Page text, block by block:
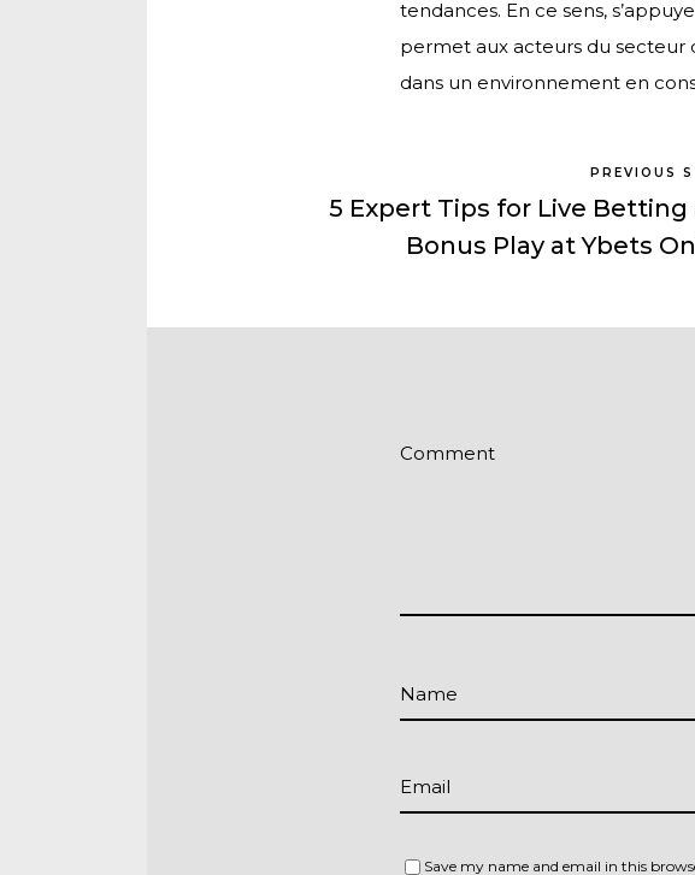
tendances. En ce sens,
permet aux acteurs du secteur
dans un environnement en
PREVIOUS
5 Expert Tips for Live Betting
Bonus Play at Ybets
Comment
Name
Email
Save my name and email in this